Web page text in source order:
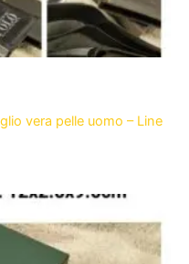
vera pelle uomo – Line